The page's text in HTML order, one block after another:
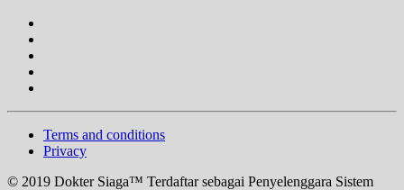
Terms and conditions
Privacy
© 2019 Dokter Siaga™ Terdaftar sebagai Penyelenggara Sistem